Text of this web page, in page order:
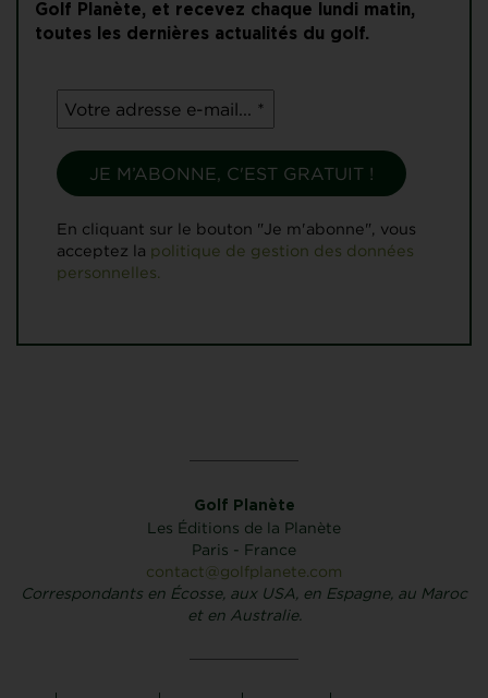
Golf Planète, et recevez chaque lundi matin,
toutes les dernières actualités du golf.
En cliquant sur le bouton "Je m'abonne", vous
acceptez la politique de gestion des données
personnelles.
Golf Planète
Les Éditions de la Planète
Paris - France
contact@golfplanete.com
Correspondants en Écosse, aux USA, en Espagne, au Maroc
et en Australie.